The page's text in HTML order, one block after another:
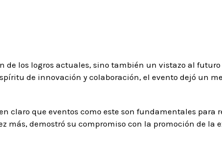
de los logros actuales, sino también un vistazo al
de innovación y colaboración, el evento dejó un
claro que eventos como este son fundamentales para
más, demostró su compromiso con la promoción de la